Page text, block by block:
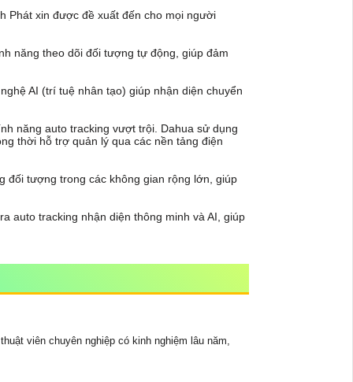
Phát xin được đề xuất đến cho mọi người
năng theo dõi đối tượng tự động, giúp đảm
AI (trí tuệ nhân tạo) giúp nhận diện chuyển
năng auto tracking vượt trội. Dahua sử dụng
thời hỗ trợ quản lý qua các nền tảng điện
đối tượng trong các không gian rộng lớn, giúp
auto tracking nhận diện thông minh và AI, giúp
viên chuyên nghiệp có kinh nghiệm lâu năm,